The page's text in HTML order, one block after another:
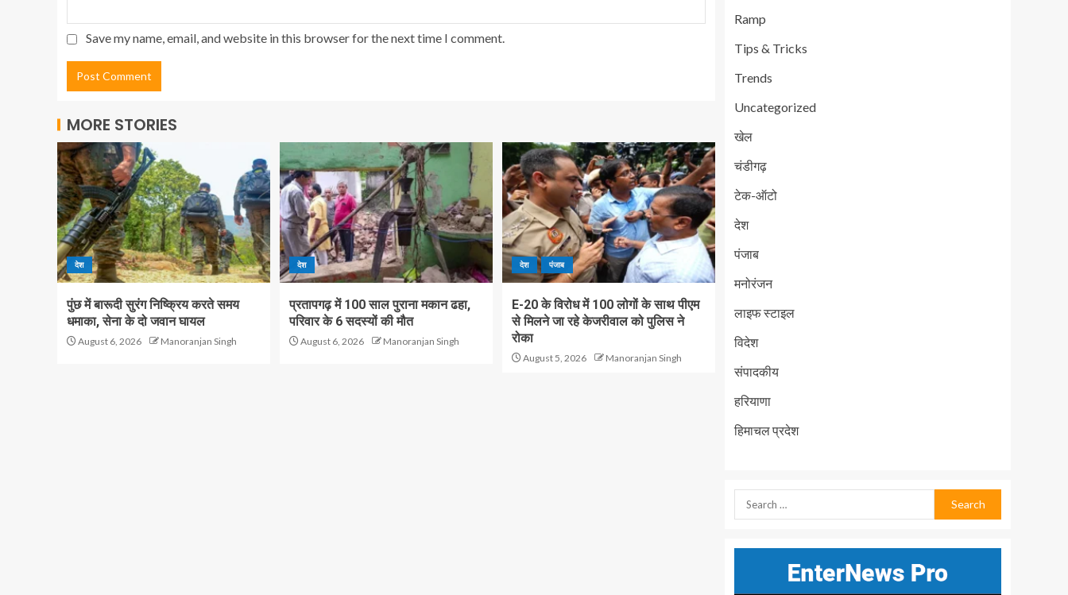
Save my name, email, and website in this browser for the next time I comment.
MORE STORIES
देश
पुंछ में बारूदी सुरंग निष्क्रिय करते समय
धमाका, सेना के दो जवान घायल
August 6, 2026 Manoranjan Singh
देश
प्रतापगढ़ में 100 साल पुराना मकान ढहा,
परिवार के 6 सदस्यों की मौत
August 6, 2026 Manoranjan Singh
देश पंजाब
E-20 के विरोध में 100 लोगों के साथ पीएम
से मिलने जा रहे केजरीवाल को पुलिस ने
रोका
August 5, 2026 Manoranjan Singh
Ramp
Tips & Tricks
Trends
Uncategorized
खेल
चंडीगढ़
टेक-ऑटो
देश
पंजाब
मनोरंजन
लाइफ स्टाइल
विदेश
संपादकीय
हरियाणा
हिमाचल प्रदेश